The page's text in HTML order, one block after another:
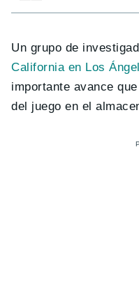
Un grupo de
California en Los
importante avance
del juego en el